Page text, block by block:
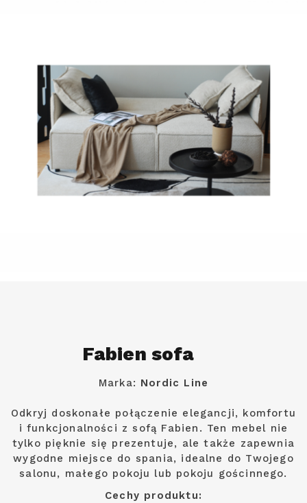
Fabien sofa
Marka: Nordic Line
Odkryj doskonałe połączenie elegancji, komfortu
i funkcjonalności z sofą Fabien. Ten mebel nie
tylko pięknie się prezentuje, ale także zapewnia
wygodne miejsce do spania, idealne do Twojego
salonu, małego pokoju lub pokoju gościnnego.
Cechy produktu: